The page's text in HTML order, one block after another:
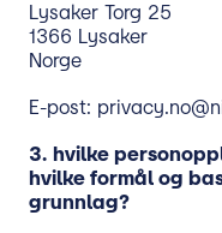
Lysaker Torg 25
1366 Lysaker
Norge
E-post:
3. hvilke
hvilke formål og
grunnlag?